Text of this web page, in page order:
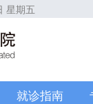
星期五
就诊指南